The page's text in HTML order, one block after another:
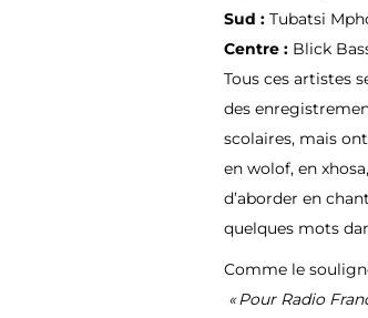
Sud : Tubatsi
Centre : Blick
Tous ces artistes
des
scolaires, mais
en wolof, en
d’aborder en
quelques mots
Comme le
« Pour Radio